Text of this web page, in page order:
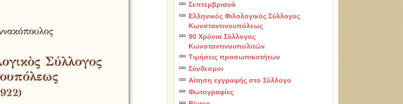
Σεπτεμβριανά
Ελληνικός Φιλολογικός Σύλλογος
Κωνσταντινουπόλεως
90 Χρόνια Σύλλογος
Κωνσταντινουπολιτών
Τιμήσεις προσωπικοτήτων
Σύνδεσμοι
Αίτηση εγγραφής στο Σύλλογο
Φωτογραφίες